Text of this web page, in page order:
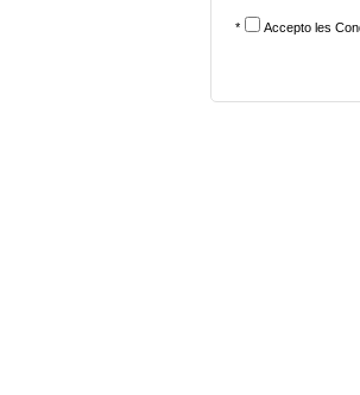
* Accepto les